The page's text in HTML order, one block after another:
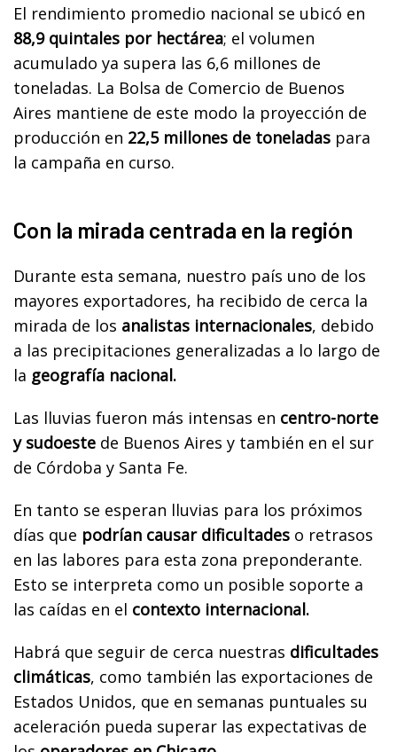
El rendimiento promedio nacional se ubicó en
88,9 quintales por hectárea; el volumen
acumulado ya supera las 6,6 millones de
toneladas. La Bolsa de Comercio de Buenos
Aires mantiene de este modo la proyección de
producción en 22,5 millones de toneladas para
la campaña en curso.
Con la mirada centrada en la región
Durante esta semana, nuestro país uno de los
mayores exportadores, ha recibido de cerca la
mirada de los analistas internacionales, debido
a las precipitaciones generalizadas a lo largo de
la geografía nacional.
Las lluvias fueron más intensas en centro-norte
y sudoeste de Buenos Aires y también en el sur
de Córdoba y Santa Fe.
En tanto se esperan lluvias para los próximos
días que podrían causar dificultades o retrasos
en las labores para esta zona preponderante.
Esto se interpreta como un posible soporte a
las caídas en el contexto internacional.
Habrá que seguir de cerca nuestras dificultades
climáticas, como también las exportaciones de
Estados Unidos, que en semanas puntuales su
aceleración pueda superar las expectativas de